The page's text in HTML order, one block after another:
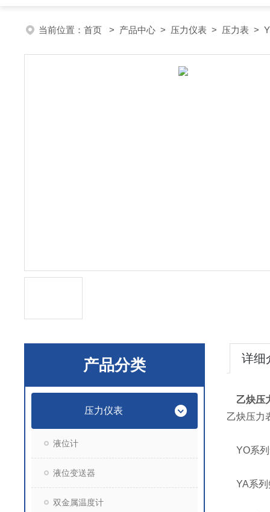
当前位置： 首页 > 产品中心 > 压力仪表 > 压力表 >
产品分类
压力仪表
液位计
液位变送器
双金属温度计
详细
乙炔压
乙炔压力
YO系列
YA系列